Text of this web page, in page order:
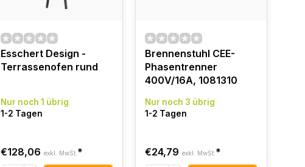
Esschert Design -
Terrassenofen rund
Nur noch 1 übrig
1-2 Tagen
€128,06 exkl. MwSt. *
Brennenstuhl CEE-
Phasentrenner
400V/16A, 1081310
Nur noch 3 übrig
1-2 Tagen
€24,79 exkl. MwSt. *